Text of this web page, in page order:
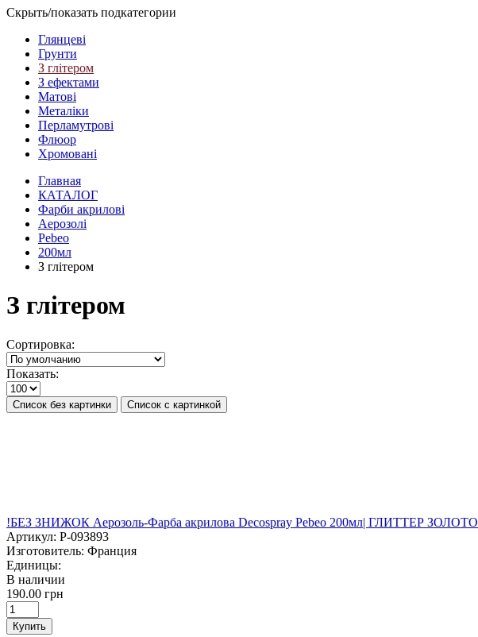
Скрыть/показать подкатегории
Глянцеві
Грунти
З глітером
З ефектами
Матові
Металіки
Перламутрові
Флюор
Хромовані
Главная
КАТАЛОГ
Фарби акрилові
Аерозолі
Pebeo
200мл
З глітером
З глітером
Сортировка:
Показать:
Список без картинки Список с картинкой
!БЕЗ ЗНИЖОК Аерозоль-Фарба акрилова Decospray Pebeo 200мл| ГЛИТТЕР ЗОЛОТО
Артикул: P-093893
Изготовитель: Франция
Единицы:
В наличии
190.00 грн
Купить